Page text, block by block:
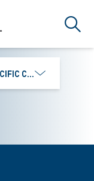
搜索
CO., LTD.